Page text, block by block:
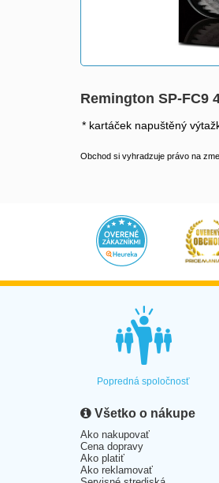
Remington SP-FC9
* kartáček napuštěný
Obchod si vyhradzuje právo na
Popredná spoločnosť
Všetko o nákupe
Ako nakupovať
Cena dopravy
Ako platiť
Ako reklamovať